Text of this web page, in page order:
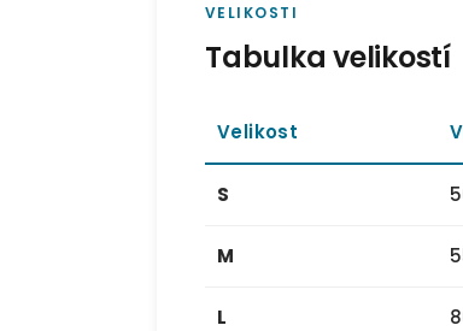
VELIKOSTI
Tabulka velikostí
Velikost
S
M
L